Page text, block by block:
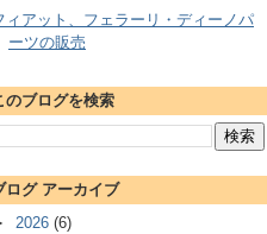
ィアット、フェラーリ・ディーノパ
ーツの販売
のブログを検索
ログ アーカイブ
2026 (6)